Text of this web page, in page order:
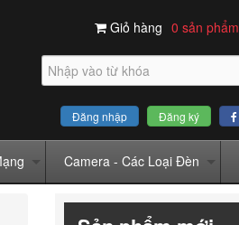
Giỏ hàng 0 sản phẩm
Đăng nhập Đăng ký
Camera - Các Loại Đèn